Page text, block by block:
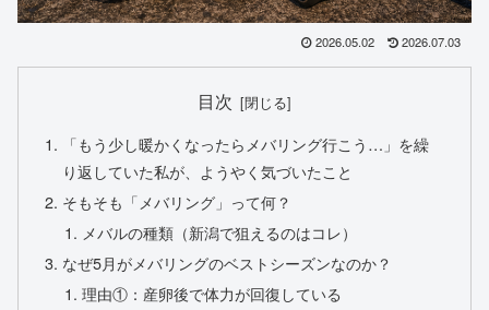
2026.05.02 2026.07.03
目次
「もう少し暖かくなったらメバリング行こう…」を繰
り返していた私が、ようやく気づいたこと
そもそも「メバリング」って何？
メバルの種類（新潟で狙えるのはコレ）
なぜ5月がメバリングのベストシーズンなのか？
理由①：産卵後で体力が回復している